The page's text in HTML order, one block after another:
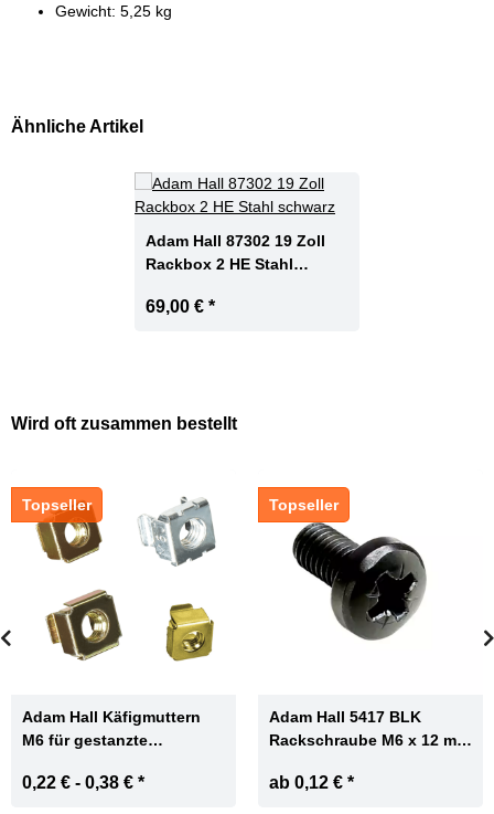
Gewicht: 5,25 kg
Ähnliche Artikel
Adam Hall 87302 19 Zoll
Rackbox 2 HE Stahl
69,00 € *
Wird oft zusammen bestellt
Topseller
Adam Hall Käfigmuttern
M6 für gestanzte
0,22 € - 0,38 € *
Topseller
Adam Hall 5417 BLK
Rackschraube M6 x 12 mm
schwarz
ab 0,12 € *